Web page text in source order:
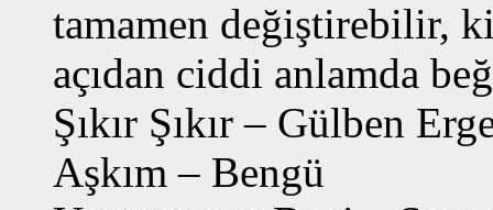
tamamen değiştirebilir,
açıdan ciddi anlamda
Şıkır Şıkır – Gülben
Aşkım – Bengü